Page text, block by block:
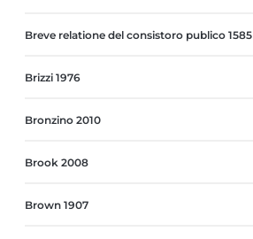
Breve relatione del consistoro publico 1585
Brizzi 1976
Bronzino 2010
Brook 2008
Brown 1907